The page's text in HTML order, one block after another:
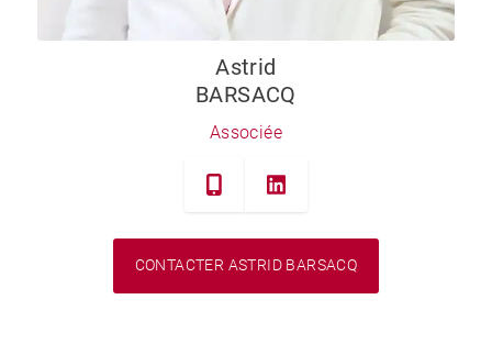
Astrid
BARSACQ
Associée
CONTACTER ASTRID BARSACQ